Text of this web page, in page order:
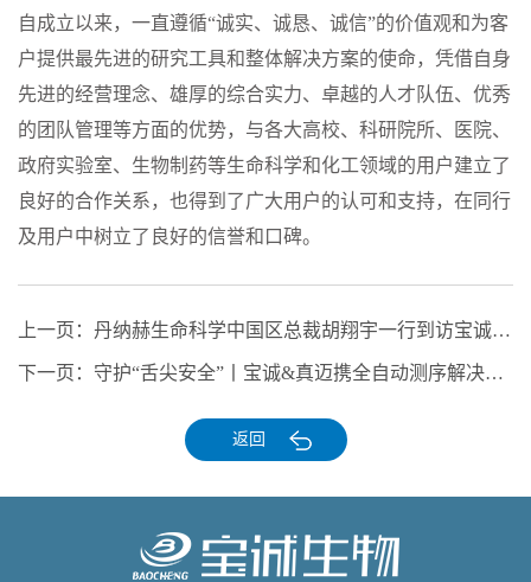
自成立以来，一直遵循“诚实、诚恳、诚信”的价值观和为客
户提供最先进的研究工具和整体解决方案的使命，凭借自身
先进的经营理念、雄厚的综合实力、卓越的人才队伍、优秀
的团队管理等方面的优势，与各大高校、科研院所、医院、
政府实验室、生物制药等生命科学和化工领域的用户建立了
良好的合作关系，也得到了广大用户的认可和支持，在同行
及用户中树立了良好的信誉和口碑。
上一页： 丹纳赫生命科学中国区总裁胡翔宇一行到访宝诚集团共商生命科学领域战略合作
下一页： 守护“舌尖安全”丨宝诚&真迈携全自动测序解决方案亮相CBIFS 2025
返回